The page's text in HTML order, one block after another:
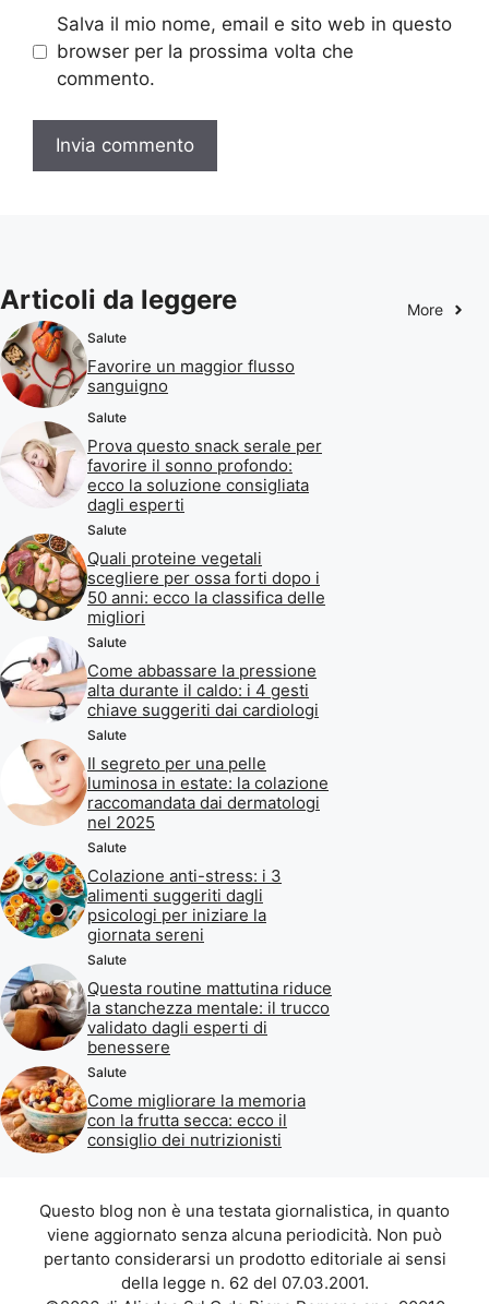
Salva il mio nome, email e sito web in questo
browser per la prossima volta che
commento.
Articoli da leggere More
Salute
Favorire un maggior flusso
sanguigno
Salute
Prova questo snack serale per
favorire il sonno profondo:
ecco la soluzione consigliata
dagli esperti
Salute
Quali proteine vegetali
scegliere per ossa forti dopo i
50 anni: ecco la classifica delle
migliori
Salute
Come abbassare la pressione
alta durante il caldo: i 4 gesti
chiave suggeriti dai cardiologi
Salute
Il segreto per una pelle
luminosa in estate: la colazione
raccomandata dai dermatologi
nel 2025
Salute
Colazione anti-stress: i 3
alimenti suggeriti dagli
psicologi per iniziare la
giornata sereni
Salute
Questa routine mattutina riduce
la stanchezza mentale: il trucco
validato dagli esperti di
benessere
Salute
Come migliorare la memoria
con la frutta secca: ecco il
consiglio dei nutrizionisti
Questo blog non è una testata giornalistica, in quanto
viene aggiornato senza alcuna periodicità. Non può
pertanto considerarsi un prodotto editoriale ai sensi
della legge n. 62 del 07.03.2001.